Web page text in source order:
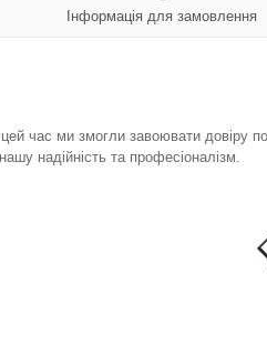
Інформація для замовлення
час ми змогли завоювати довіру
надійність та професіоналізм.